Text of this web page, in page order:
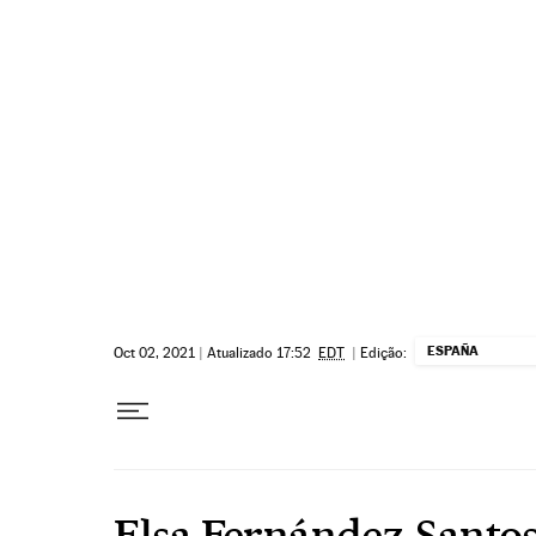
Oct 02, 2021 | Atualizado 17:52 EDT | Edição: ESPAÑA